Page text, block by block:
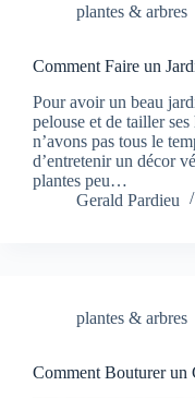
plantes & arbres
Comment Faire un
Pour avoir un beau
pelouse et de tailler
n’avons pas tous le
d’entretenir un décor
plantes peu…
Gerald Pardieu
plantes & arbres
Comment Bouturer un